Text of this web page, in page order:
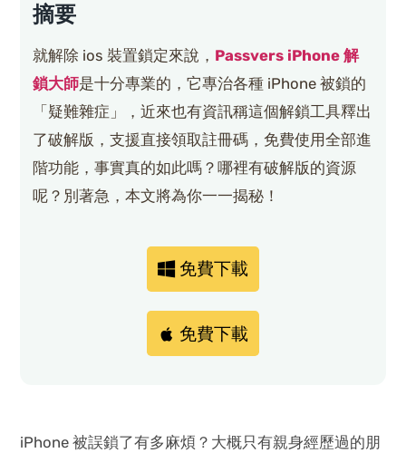
摘要
就解除 ios 裝置鎖定來說， Passvers iPhone 解
鎖大師是十分專業的，它專治各種 iPhone 被鎖的
「疑難雜症」，近來也有資訊稱這個解鎖工具釋出
了破解版，支援直接領取註冊碼，免費使用全部進
階功能，事實真的如此嗎？哪裡有破解版的資源
呢？別著急，本文將為你一一揭秘！
免費下載
免費下載
iPhone 被誤鎖了有多麻煩？大概只有親身經歷過的朋